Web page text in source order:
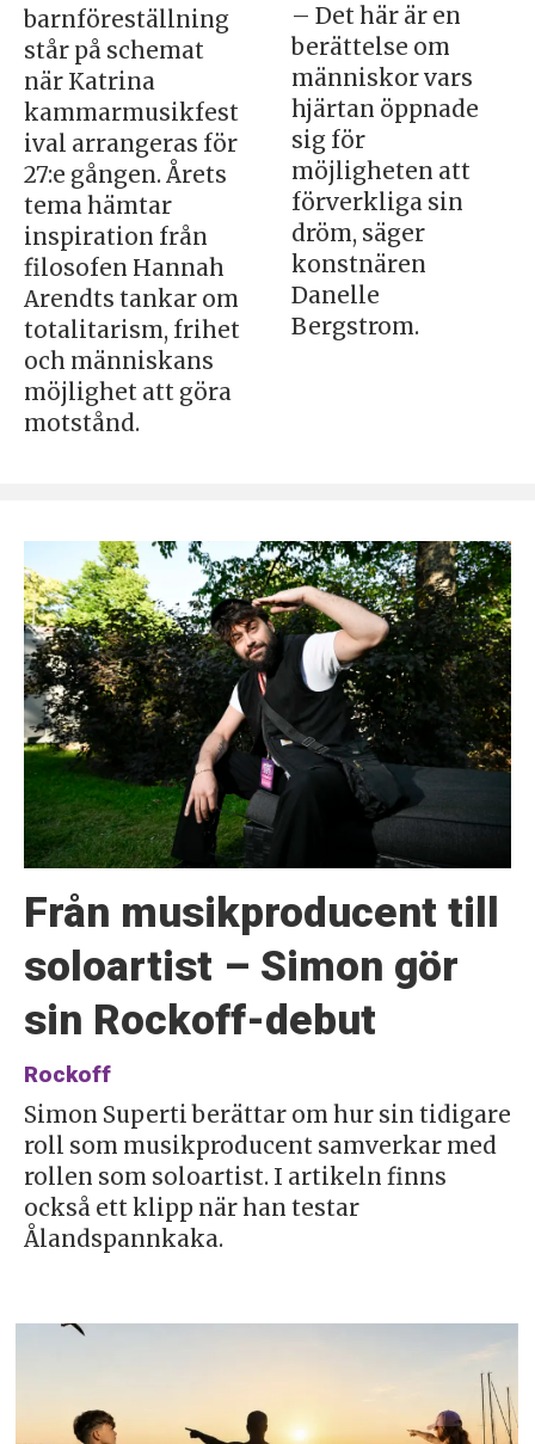
barnföreställning
står på schemat
när Katrina
kammarmusikfest
ival arrangeras för
27:e gången. Årets
tema hämtar
inspiration från
filosofen Hannah
Arendts tankar om
totalitarism, frihet
och människans
möjlighet att göra
motstånd.
– Det här är en
berättelse om
människor vars
hjärtan öppnade
sig för
möjligheten att
förverkliga sin
dröm, säger
konstnären
Danelle
Bergstrom.
Från musikproducent till
soloartist – Simon gör
sin Rockoff-debut
Rockoff
Simon Superti berättar om hur sin tidigare
roll som musikproducent samverkar med
rollen som soloartist. I artikeln finns
också ett klipp när han testar
Ålandspannkaka.